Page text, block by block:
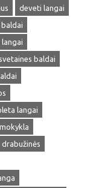
deveti langai
baldai
langai
drabužinės